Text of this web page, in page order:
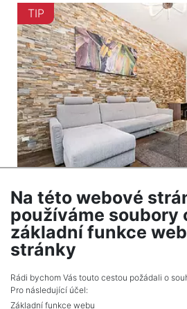
TIP
Byt na prodej / 2+1 / 71 m2
Praha 1 - Staré Město
16 480 000 Kč (za nemovitost)
včetně provize a právních
Na této webové
používáme soubory
základní funkce
stránky
Rádi bychom Vás touto cestou požádali o
Pro následující účel:
Základní funkce webu